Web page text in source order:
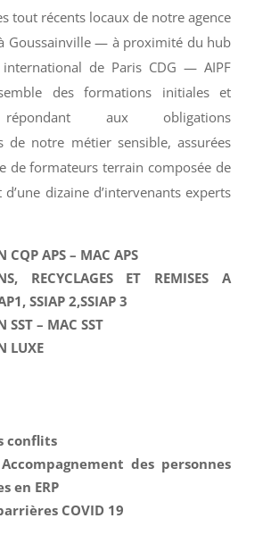
tout récents locaux de notre agence
Goussainville — à proximité du hub
de Paris CDG — AIPF
des formations initiales et
aux obligations
de notre métier sensible, assurées
de formateurs terrain composée de
dizaine d’intervenants experts
CQP APS – MAC APS
RECYCLAGES ET REMISES A
SSIAP 2,SSIAP 3
SST – MAC SST
LUXE
conflits
des personnes
en ERP
COVID 19